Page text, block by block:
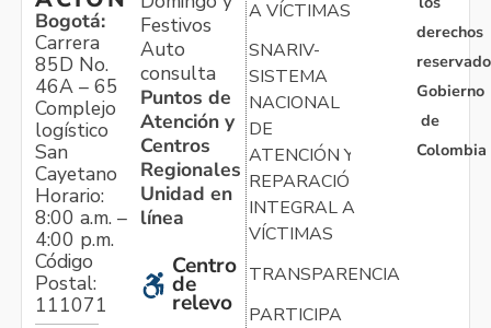
Bogotá:
Carrera
85D No.
46A – 65
Complejo
logístico
San
Cayetano
Horario:
8:00 a.m. –
4:00 p.m.
Código
Postal:
111071
Festivos
Auto
consulta
Puntos de
Atención y
Centros
Regionales
Unidad en
línea
Centro
de
relevo
A VÍCTIMAS
SNARIV-
SISTEMA
NACIONAL
DE
ATENCIÓN Y
REPARACIÓN
INTEGRAL A
VÍCTIMAS
TRANSPARENCIA
PARTICIPA
derechos
Gobierno
de
Colombia